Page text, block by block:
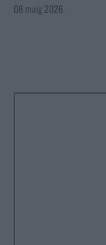
08 maig 2026